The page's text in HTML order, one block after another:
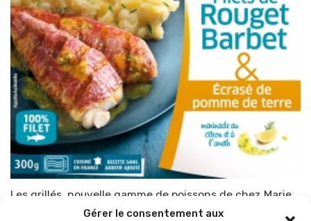
Gérer le consentement aux
Les grillés, nouvelle gamme de poissons de chez Marie
TOP-PARENTS 24 juin 2015